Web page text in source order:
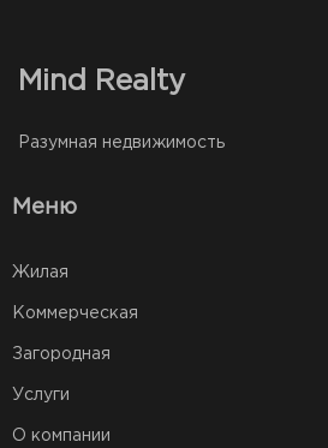
Mind Realty
Разумная недвижимость
Меню
Жилая
Коммерческая
Загородная
Услуги
О компании